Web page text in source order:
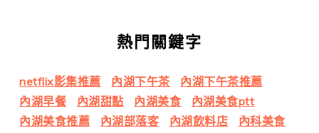
熱門關鍵字
netflix影集推薦 內湖下午茶
內湖下午茶推薦
內湖早餐
內湖甜點 內湖美食
內湖美食ptt
內湖美食推薦
內湖部落客 內湖飲料店
內科美食